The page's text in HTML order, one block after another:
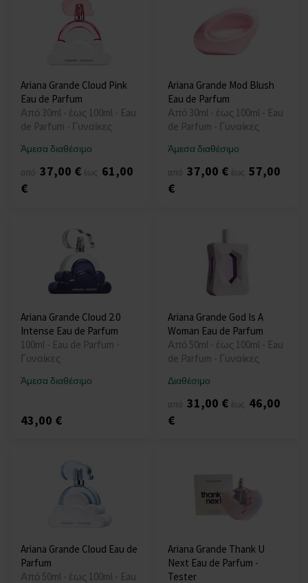
Ariana Grande Cloud Pink
Eau de Parfum
Από 30ml - έως 100ml - Eau
de Parfum - Γυναίκες
Άμεσα διαθέσιμο
από 37,00 € έως 61,00
€
Ariana Grande Mod Blush
Eau de Parfum
Από 30ml - έως 100ml - Eau
de Parfum - Γυναίκες
Άμεσα διαθέσιμο
από 37,00 € έως 57,00
€
Ariana Grande Cloud 2.0
Intense Eau de Parfum
100ml - Eau de Parfum -
Γυναίκες
Άμεσα διαθέσιμο
43,00 €
Ariana Grande God Is A
Woman Eau de Parfum
Από 50ml - έως 100ml - Eau
de Parfum - Γυναίκες
Διαθέσιμο
από 31,00 € έως 46,00
€
Ariana Grande Cloud Eau de
Parfum
Από 50ml - έως 100ml - Eau
Ariana Grande Thank U
Next Eau de Parfum -
Tester